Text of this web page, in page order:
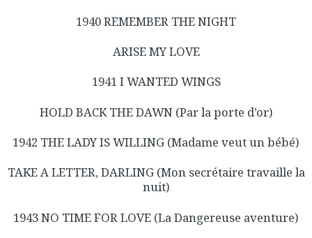
1940 REMEMBER THE NIGHT
ARISE MY LOVE
1941 I WANTED WINGS
HOLD BACK THE DAWN (Par la porte d’or)
1942 THE LADY IS WILLING (Madame veut un bébé)
TAKE A LETTER, DARLING (Mon secrétaire travaille la
nuit)
1943 NO TIME FOR LOVE (La Dangereuse aventure)